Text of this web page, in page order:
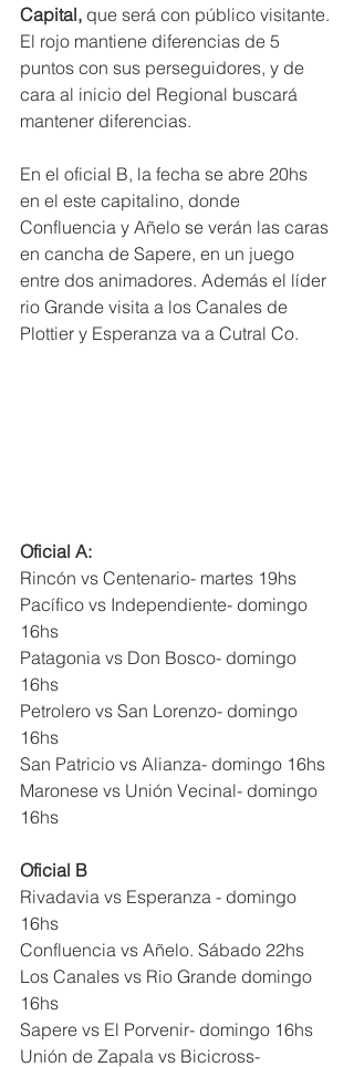
Capital, que será con público visitante.
El rojo mantiene diferencias de 5
puntos con sus perseguidores, y de
cara al inicio del Regional buscará
mantener diferencias.
En el oficial B, la fecha se abre 20hs
en el este capitalino, donde
Confluencia y Añelo se verán las caras
en cancha de Sapere, en un juego
entre dos animadores. Además el líder
rio Grande visita a los Canales de
Plottier y Esperanza va a Cutral Co.
Oficial A:
Rincón vs Centenario- martes 19hs
Pacífico vs Independiente- domingo
16hs
Patagonia vs Don Bosco- domingo
16hs
Petrolero vs San Lorenzo- domingo
16hs
San Patricio vs Alianza- domingo 16hs
Maronese vs Unión Vecinal- domingo
16hs
Oficial B
Rivadavia vs Esperanza - domingo
16hs
Confluencia vs Añelo. Sábado 22hs
Los Canales vs Rio Grande domingo
16hs
Sapere vs El Porvenir- domingo 16hs
Unión de Zapala vs Bicicross-